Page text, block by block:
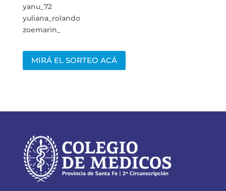
yanu_72
yuliana_rolando
zoemarin_
MIRÁ EL SORTEO ACÁ